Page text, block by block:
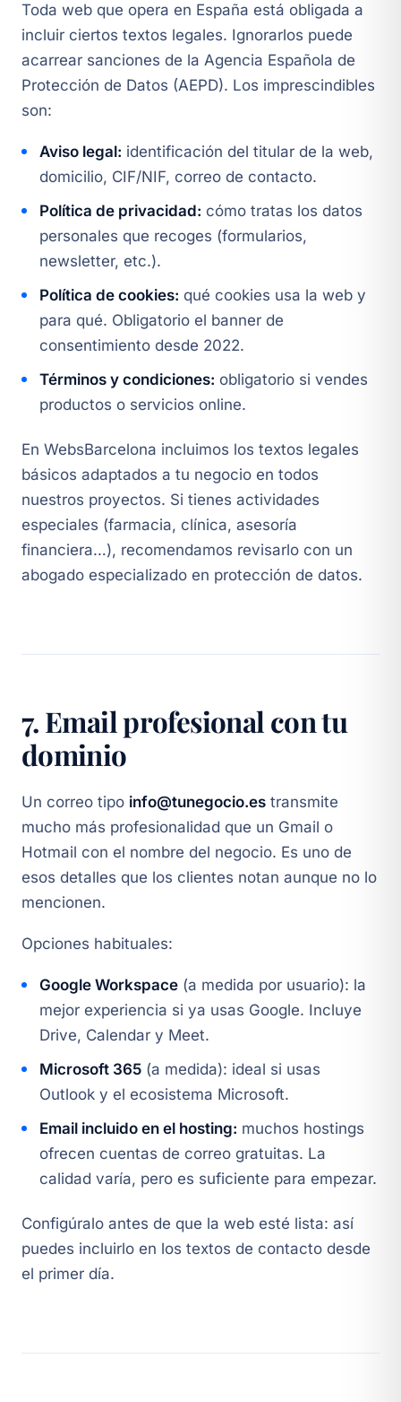
Toda web que opera en España está obligada a
incluir ciertos textos legales. Ignorarlos puede
acarrear sanciones de la Agencia Española de
Protección de Datos (AEPD). Los imprescindibles
son:
Aviso legal: identificación del titular de la web,
domicilio, CIF/NIF, correo de contacto.
Política de privacidad: cómo tratas los datos
personales que recoges (formularios,
newsletter, etc.).
Política de cookies: qué cookies usa la web y
para qué. Obligatorio el banner de
consentimiento desde 2022.
Términos y condiciones: obligatorio si vendes
productos o servicios online.
En WebsBarcelona incluimos los textos legales
básicos adaptados a tu negocio en todos
nuestros proyectos. Si tienes actividades
especiales (farmacia, clínica, asesoría
financiera…), recomendamos revisarlo con un
abogado especializado en protección de datos.
7. Email profesional con tu
dominio
Un correo tipo info@tunegocio.es transmite
mucho más profesionalidad que un Gmail o
Hotmail con el nombre del negocio. Es uno de
esos detalles que los clientes notan aunque no lo
mencionen.
Opciones habituales:
Google Workspace (a medida por usuario): la
mejor experiencia si ya usas Google. Incluye
Drive, Calendar y Meet.
Microsoft 365 (a medida): ideal si usas
Outlook y el ecosistema Microsoft.
Email incluido en el hosting: muchos hostings
ofrecen cuentas de correo gratuitas. La
calidad varía, pero es suficiente para empezar.
Configúralo antes de que la web esté lista: así
puedes incluirlo en los textos de contacto desde
el primer día.